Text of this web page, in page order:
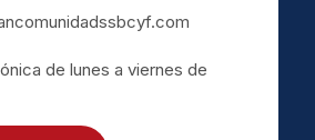
de lunes a viernes de